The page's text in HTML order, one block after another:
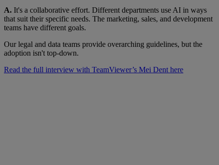
A. It's a collaborative effort. Different departments use AI in ways
that suit their specific needs. The marketing, sales, and development
teams have different goals.
Our legal and data teams provide overarching guidelines, but the
adoption isn't top-down.
Read the full interview with TeamViewer’s Mei Dent here